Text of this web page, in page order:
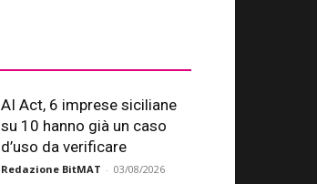
AI Act, 6 imprese siciliane
su 10 hanno già un caso
d’uso da verificare
Redazione BitMAT - 03/08/2026